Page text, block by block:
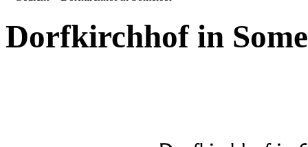
Dorfkirchhof in